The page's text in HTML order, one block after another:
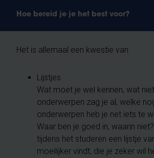
Hoe bereid je je het best voor?
Het is allemaal een kwestie van
Lijstjes
Wat moet je wel kennen, wat
onderwerpen zag je al, welke
onderwerpen heb je net iets te
Waar ben je goed in, waarin
tijdens het studeren een lijstje
moeilijker vindt, die je zeker wil